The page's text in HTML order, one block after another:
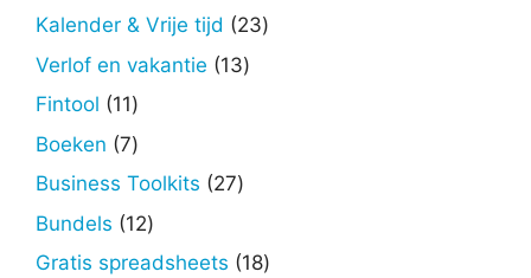
producten
Kalender & Vrije tijd 2323
Verlof en vakantie 1313
Fintool 1111
producten
Boeken 77
producten
Business Toolkits 2727
Bundels 1212
producten
Gratis spreadsheets 1818